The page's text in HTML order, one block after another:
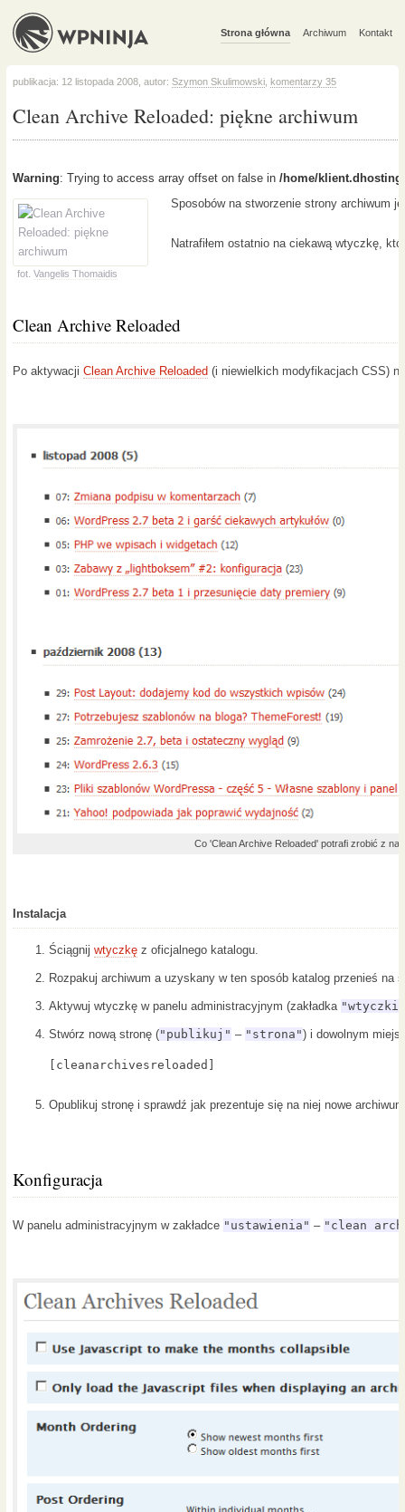
Strona główna Archiwum Kontakt
publikacja: 12 listopada 2008, autor: Szymon Skulimowski, komentarzy 35
Clean Archive Reloaded: piękne archiwum
Warning: Trying to access array offset on false in /home/
fot. Vangelis Thomaidis
Sposobów na stworzenie strony archiwum
Natrafiłem ostatnio na ciekawą wtyczkę,
Clean Archive Reloaded
Po aktywacji Clean Archive Reloaded (i niewielkich modyfikacjach CSS)
Co 'Clean Archive Reloaded' potrafi zrobić z
Instalacja
Ściągnij wtyczkę z oficjalnego katalogu.
Rozpakuj archiwum a uzyskany w ten sposób katalog przenieś na
Aktywuj wtyczkę w panelu administracyjnym (zakładka "wtyczki"
Stwórz nową stronę ("publikuj" – "strona") i dowolnym
[cleanarchivesreloaded]
Opublikuj stronę i sprawdź jak prezentuje się na niej nowe
Konfiguracja
W panelu administracyjnym w zakładce "ustawienia" – "clean